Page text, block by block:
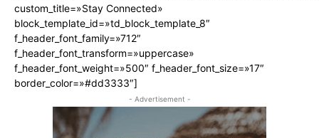
custom_title=»Stay Connected»
block_template_id=»td_block_template_8″
f_header_font_family=»712″
f_header_font_transform=»uppercase»
f_header_font_weight=»500″ f_header_font_size=»17″
border_color=»#dd3333″]
- Advertisement -